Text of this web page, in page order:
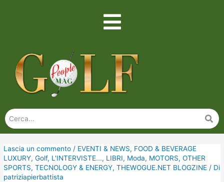
Lascia un commento / EVENTI & NEWS, FOOD & BEVERAGE
LUXURY,Golf, L'INTERVISTE..., LIBRI, Moda, MOTORS,OTHER
SPORTS,TECNOLOGY & ENERGY,THEWOGUE.NET BLOGZINE / Di
patriziapierbattista